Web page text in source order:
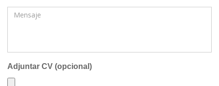
Adjuntar CV (opcional)